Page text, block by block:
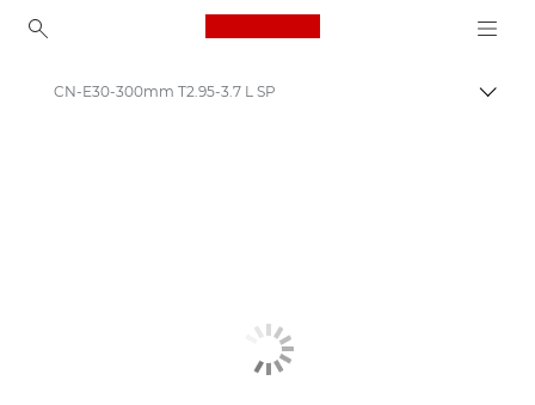
Canon Logo, back to
CN-E30-300mm T2.95-3.7 L SP